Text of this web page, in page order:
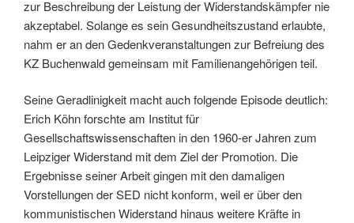
zur Beschreibung der Leistung der Widerstandskämpfer nie
akzeptabel. Solange es sein Gesundheitszustand erlaubte,
nahm er an den Gedenkveranstaltungen zur Befreiung des
KZ Buchenwald gemeinsam mit Familienangehörigen teil.
Seine Geradlinigkeit macht auch folgende Episode deutlich:
Erich Köhn forschte am Institut für
Gesellschaftswissenschaften in den 1960-er Jahren zum
Leipziger Widerstand mit dem Ziel der Promotion. Die
Ergebnisse seiner Arbeit gingen mit den damaligen
Vorstellungen der SED nicht konform, weil er über den
kommunistischen Widerstand hinaus weitere Kräfte in